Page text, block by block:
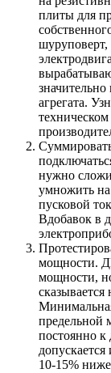
плиты для
агрегата.
нужно
умножить на
пусковой
Вдобавок в
мощности.
мощности,
сказывается
предельной
постоянно к
10-15%